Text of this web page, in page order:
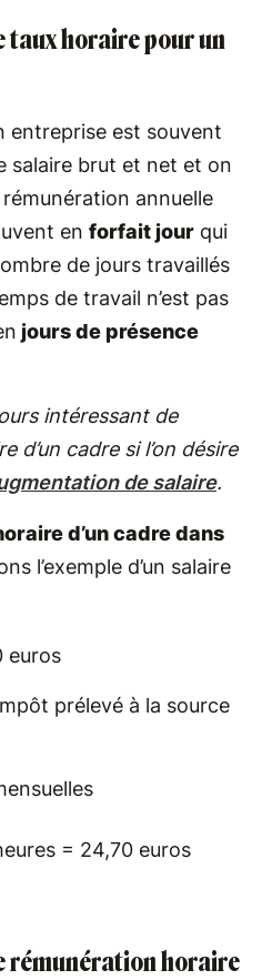
taux horaire pour un
entreprise est souvent
salaire brut et net et on
annuelle
en forfait jour qui
de jours travaillés
de travail n’est pas
jours de présence
intéressant de
d’un cadre si l’on désire
de salaire.
d’un cadre dans
l’exemple d’un salaire
euros
prélevé à la source
= 24,70 euros
rémunération horaire